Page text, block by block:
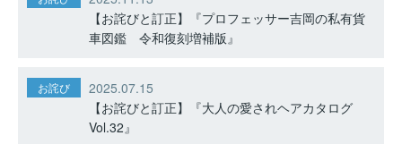
【お詫びと訂正】『プロフェッサー吉岡の私有貨
車図鑑 令和復刻増補版』
お詫び
2025.07.15
【お詫びと訂正】『大人の愛されヘアカタログ
Vol.32』